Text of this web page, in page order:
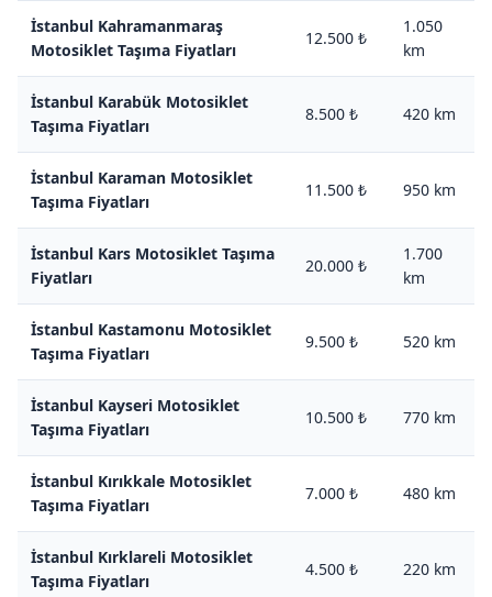
İstanbul Kahramanmaraş
Motosiklet Taşıma Fiyatları
12.500 ₺
1.050
km
İstanbul Karabük Motosiklet
Taşıma Fiyatları
8.500 ₺ 420 km
İstanbul Karaman Motosiklet
Taşıma Fiyatları
11.500 ₺ 950 km
İstanbul Kars Motosiklet Taşıma
Fiyatları
20.000 ₺
1.700
km
İstanbul Kastamonu Motosiklet
Taşıma Fiyatları
9.500 ₺ 520 km
İstanbul Kayseri Motosiklet
Taşıma Fiyatları
10.500 ₺ 770 km
İstanbul Kırıkkale Motosiklet
Taşıma Fiyatları
7.000 ₺ 480 km
İstanbul Kırklareli Motosiklet
Taşıma Fiyatları
4.500 ₺ 220 km